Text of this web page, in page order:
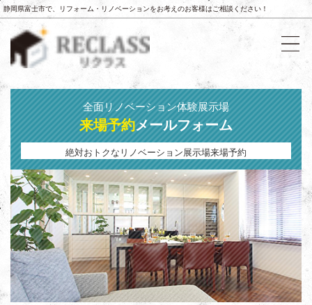
静岡県富士市で、リフォーム・リノベーションをお考えのお客様はご相談ください！
全面リノベーション体験展示場
来場予約メールフォーム
絶対おトクなリノベーション展示場来場予約